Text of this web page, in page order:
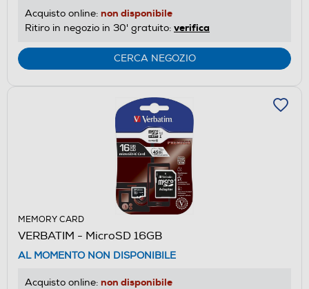
Acquisto online: non disponibile
Ritiro in negozio in 30' gratuito: verifica
CERCA NEGOZIO
MEMORY CARD
VERBATIM - MicroSD 16GB
AL MOMENTO NON DISPONIBILE
Acquisto online: non disponibile